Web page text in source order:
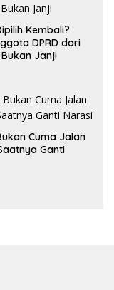
Kembali?
DPRD dari
Janji
Cuma Jalan
Ganti